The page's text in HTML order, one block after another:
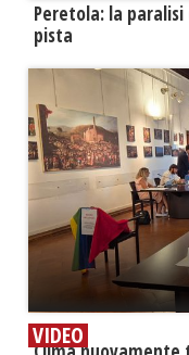
Peretola: la
pista
VIDEO